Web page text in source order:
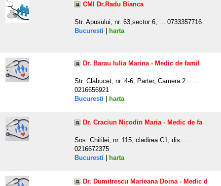
CMI Dr.Radu Bianca
Str. Apusului, nr. 63,sector 6, ... 0733357716
Bucuresti
harta
Dr. Barau Iulia Marina - Medic de famil
Str. Clabucet, nr. 4-6, Parter, Camera 2 .. ...
0216656921
Bucuresti
harta
Dr. Craciun Nicodin Maria - Medic de fa
Sos. Chitilei, nr. 115, cladirea C1, dis .. ...
0216672375
Bucuresti
harta
Dr. Dumitrescu Marieana Doina - Medic d